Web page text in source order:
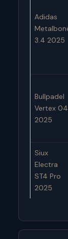
Adidas
3.4 2025
Bullpadel
Vertex 04
2025
Siux
Electra
ST4 Pro
2025